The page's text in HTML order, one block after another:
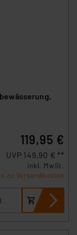
119,95 €
UVP 149,90 € **
inkl. MwSt.
zu Versandkosten